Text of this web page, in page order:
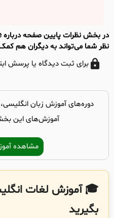
نظر شما می‌تواند به دیگران هم
برای ثبت دیدگاه یا پرسش
دوره‌های آموزش زبان
آموزش‌های این
مشاهده
🎓 آموزش لغات
بگیرید